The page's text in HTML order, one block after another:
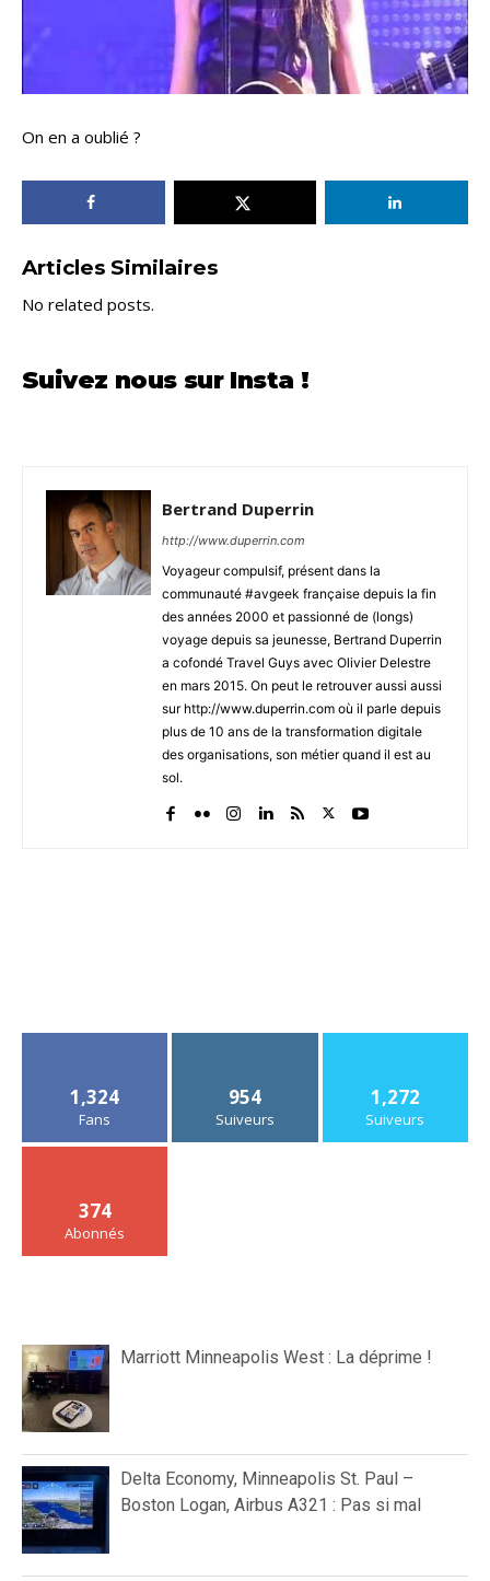
On en a oublié ?
Articles Similaires
No related posts.
Suivez nous sur Insta !
Bertrand Duperrin
http://www.duperrin.com
Voyageur compulsif, présent dans la
communauté #avgeek française depuis la fin
des années 2000 et passionné de (longs)
voyage depuis sa jeunesse, Bertrand Duperrin
a cofondé Travel Guys avec Olivier Delestre
en mars 2015. On peut le retrouver aussi aussi
sur http://www.duperrin.com où il parle depuis
plus de 10 ans de la transformation digitale
des organisations, son métier quand il est au
sol.
1,324
Fans
954
Suiveurs
1,272
Suiveurs
374
Abonnés
Marriott Minneapolis West : La déprime !
Delta Economy, Minneapolis St. Paul –
Boston Logan, Airbus A321 : Pas si mal